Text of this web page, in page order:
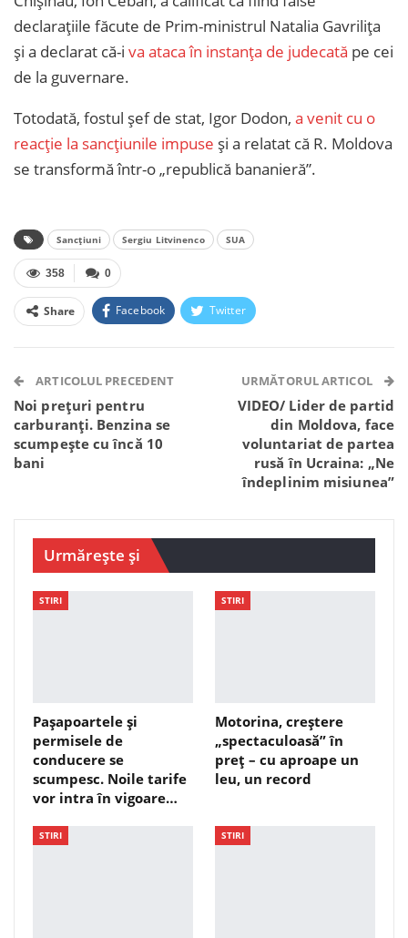
declarațiile făcute de Prim-ministrul Natalia Gavrilița
și a declarat că-i va ataca în instanța de judecată pe cei
de la guvernare.
Totodată, fostul șef de stat, Igor Dodon, a venit cu o
reacție la sancțiunile impuse și a relatat că R. Moldova
se transformă într-o „republică bananieră”.
Sancțiuni Sergiu Litvinenco SUA
0
358
Share Facebook Twitter
Telegram WhatsApp Viber
ARTICOLUL PRECEDENT
Noi prețuri pentru
carburanți. Benzina se
scumpește cu încă 10
bani
URMĂTORUL ARTICOL
VIDEO/ Lider de partid
din Moldova, face
voluntariat de partea
rusă în Ucraina: „Ne
îndeplinim misiunea”
Urmărește și
STIRI
Pașapoartele și
permisele de
conducere se
scumpesc. Noile tarife
vor intra în vigoare…
STIRI
Motorina, creștere
„spectaculoasă” în
preț – cu aproape un
leu, un record
STIRI STIRI